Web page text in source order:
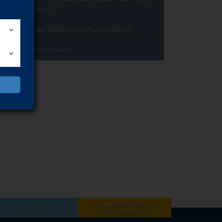
Jahreszahlen
Leitbild der Volkshochschule Koblenz
Qualitätssicherung
Beruf & EDV Schulabschlüsse &
Grundbildung